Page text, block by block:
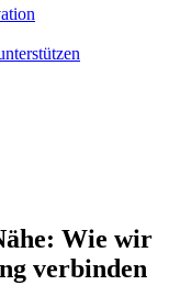
Wie wir
verbinden